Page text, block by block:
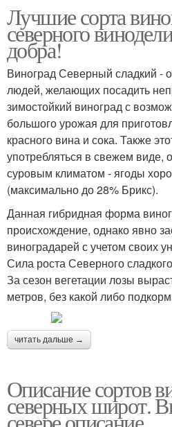
Лучшие сорта
северного
добра!
Виноград Северный сладкий -
людей, желающих посадить
зимостойкий виноград с
большого урожая для
красного вина и сока. Также
употребляться в свежем виде,
суровым климатом - ягоды
(максимально до 28% Брикс).
Данная гибридная форма
происхождение, однако явно
виноградарей с учетом своих
Сила роста Северного
За сезон вегетации лозы
метров, без какой либо
читать дальше →
Описание сортов
северных широт.